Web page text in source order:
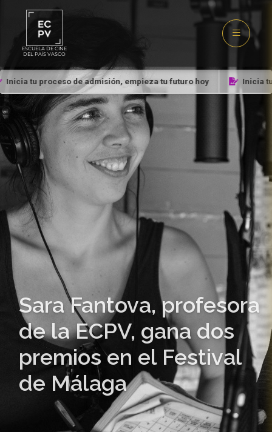
ESCUELA DE CINE
DEL PAÍS VASCO
Inicia tu proceso de admisión, empieza tu futuro hoy Inicia tu
Sara Fantova, profesora
de la ECPV, gana dos
premios en el Festival
de Málaga